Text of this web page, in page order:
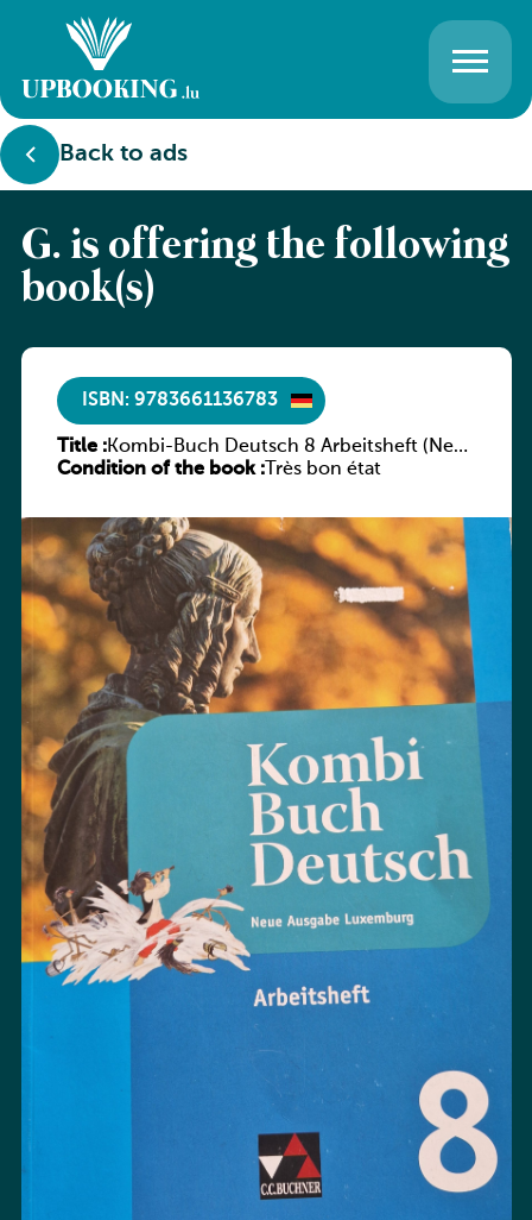
Back to ads
G. is offering the following
book(s)
ISBN: 9783661136783
Title :Kombi-Buch Deutsch 8 Arbeitsheft (Neue
Ausgabe Luxemburg)
Condition of the book :Très bon état